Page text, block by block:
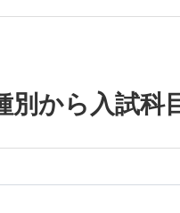
別から入試科